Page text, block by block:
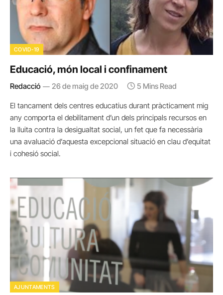
COVID-19
Educació, món local i confinament
Redacció 26 de maig de 2020 5 Mins Read
El tancament dels centres educatius durant pràcticament mig
any comporta el debilitament d’un dels principals recursos en
la lluita contra la desigualtat social, un fet que fa necessària
una avaluació d’aquesta excepcional situació en clau d’equitat
i cohesió social.
AJUNTAMENTS